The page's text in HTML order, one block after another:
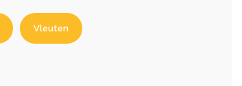
Vleuten